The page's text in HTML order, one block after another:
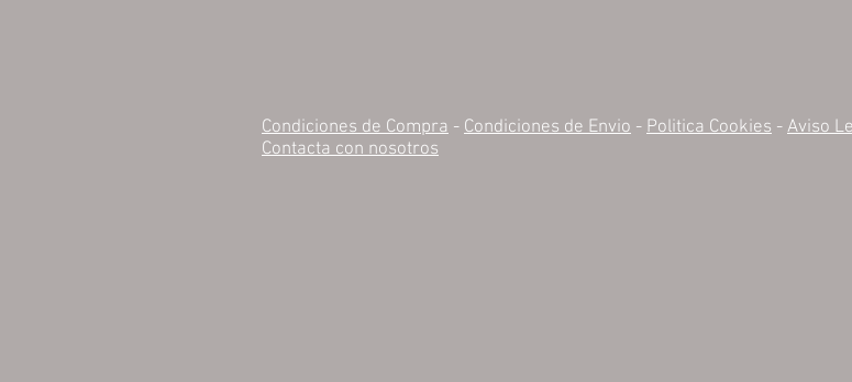
Condiciones de Compra - Condiciones de Envio - Politica Cookies - Aviso
Contacta con nosotros